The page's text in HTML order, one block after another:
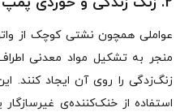
عواملی همچون نشتی کوچک از
منجر به تشکیل مواد معدنی
زنگ‌زدگی را روی آن ایجاد کنند.
استفاده از خنک‌کننده‌ی